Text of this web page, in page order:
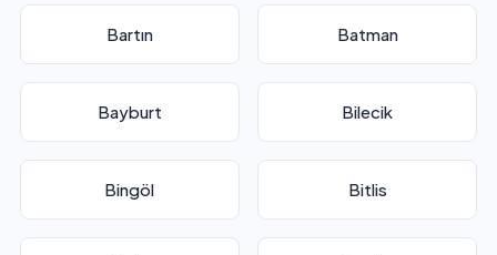
Bartın Batman
Bayburt Bilecik
Bingöl Bitlis